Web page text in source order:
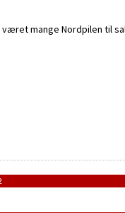
været mange Nordpilen til